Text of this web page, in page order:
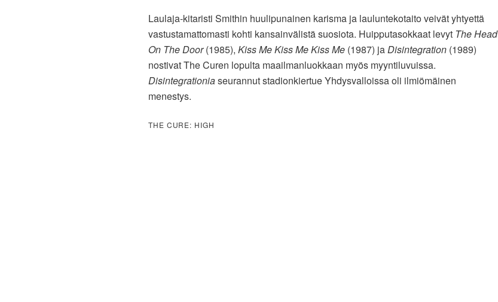
Laulaja-kitaristi Smithin huulipunainen karisma ja lauluntekotaito veivät yhtyettä
vastustamattomasti kohti kansainvälistä suosiota. Huipputasokkaat levyt The Head
On The Door(1985), Kiss Me Kiss Me Kiss Me (1987) jaDisintegration (1989)
nostivat The Curen lopulta maailmanluokkaan myös myyntiluvuissa.
Disintegrationiaseurannut stadionkiertue Yhdysvalloissa oli ilmiömäinen
menestys.
THE CURE: HIGH